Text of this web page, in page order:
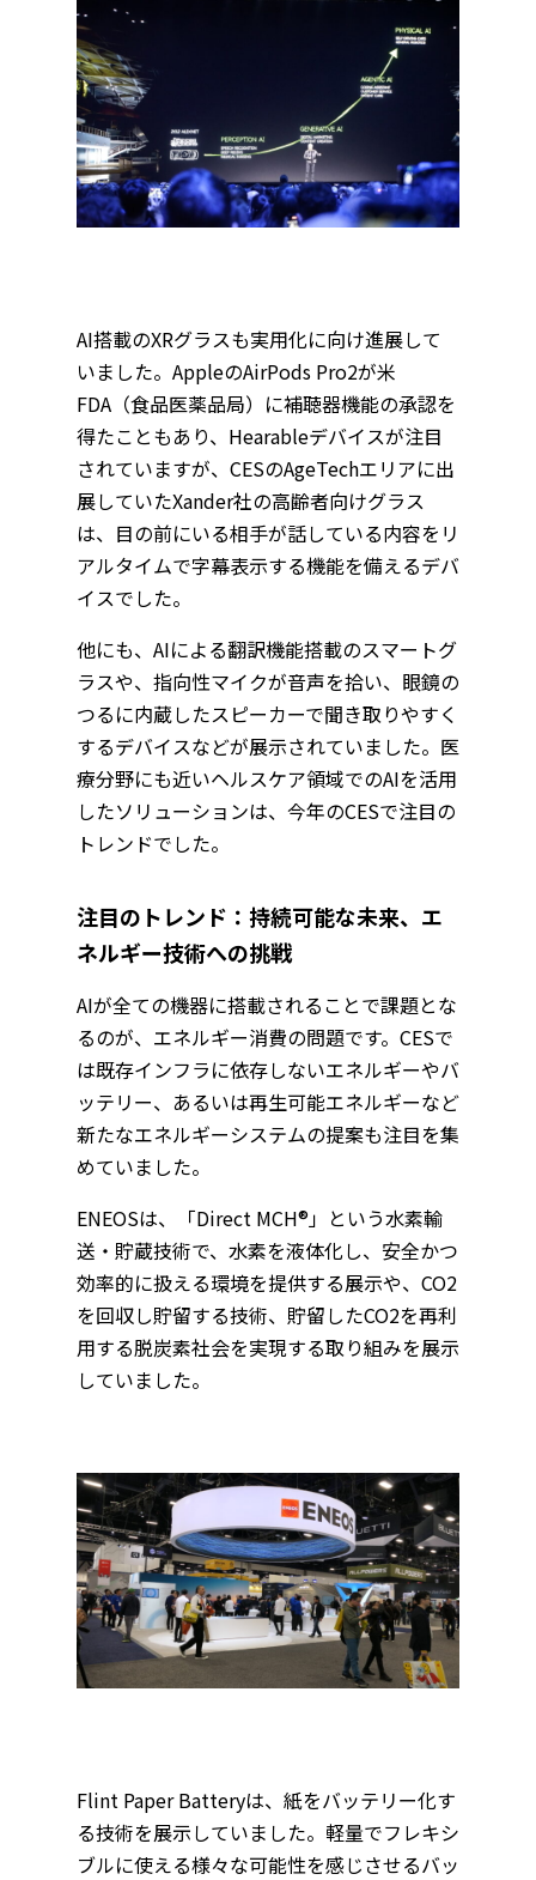
AI搭載のXRグラスも実用化に向け進展して
いました。AppleのAirPods Pro2が米
FDA（食品医薬品局）に補聴器機能の承認を
得たこともあり、Hearableデバイスが注目
されていますが、CESのAgeTechエリアに出
展していたXander社の高齢者向けグラス
は、目の前にいる相手が話している内容をリ
アルタイムで字幕表示する機能を備えるデバ
イスでした。
他にも、AIによる翻訳機能搭載のスマートグ
ラスや、指向性マイクが音声を拾い、眼鏡の
つるに内蔵したスピーカーで聞き取りやすく
するデバイスなどが展示されていました。医
療分野にも近いヘルスケア領域でのAIを活用
したソリューションは、今年のCESで注目の
トレンドでした。
注目のトレンド：持続可能な未来、エ
ネルギー技術への挑戦
AIが全ての機器に搭載されることで課題とな
るのが、エネルギー消費の問題です。CESで
は既存インフラに依存しないエネルギーやバ
ッテリー、あるいは再生可能エネルギーなど
新たなエネルギーシステムの提案も注目を集
めていました。
ENEOSは、「Direct MCH®」という水素輸
送・貯蔵技術で、水素を液体化し、安全かつ
効率的に扱える環境を提供する展示や、CO2
を回収し貯留する技術、貯留したCO2を再利
用する脱炭素社会を実現する取り組みを展示
していました。
Flint Paper Batteryは、紙をバッテリー化す
る技術を展示していました。軽量でフレキシ
ブルに使える様々な可能性を感じさせるバッ